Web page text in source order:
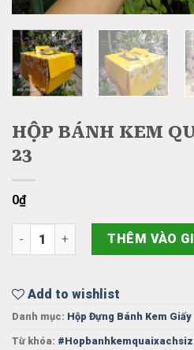
HỘP BÁNH KEM
23
0₫
HỘP BÁNH KEM QUAI XÁCH SIZE
THÊM VÀO
Add to wishlist
Danh mục: Hộp Đựng Bánh Kem Giấy
Từ khóa: